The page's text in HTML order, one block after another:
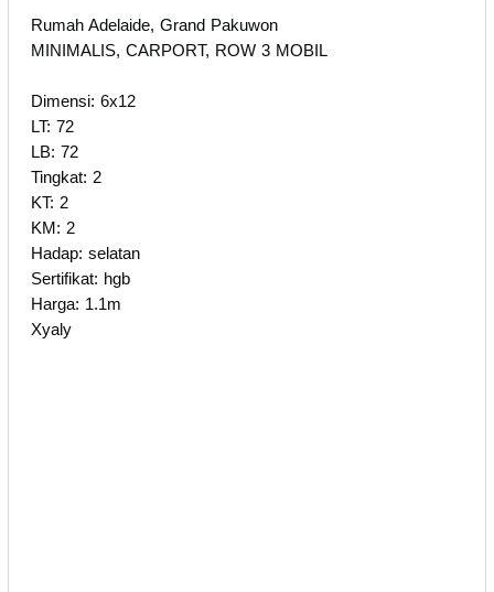
Rumah Adelaide, Grand Pakuwon
MINIMALIS, CARPORT, ROW 3 MOBIL
Dimensi: 6x12
LT: 72
LB: 72
Tingkat: 2
KT: 2
KM: 2
Hadap: selatan
Sertifikat: hgb
Harga: 1.1m
Xyaly